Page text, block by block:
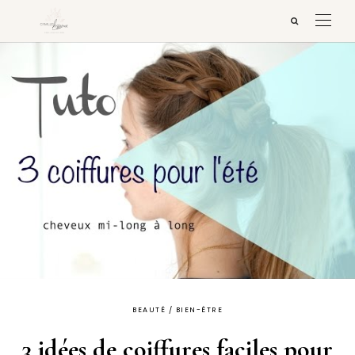
BEAUTÉ / BIEN-ÊTRE
3 idées de coiffures faciles pour